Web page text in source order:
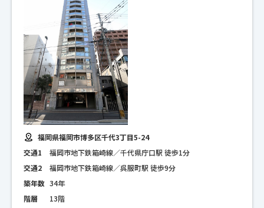
福岡県福岡市博多区千代3丁目5-24
交通1
福岡市地下鉄箱崎線／千代県庁口駅 徒歩1分
交通2
福岡市地下鉄箱崎線／呉服町駅 徒歩9分
築年数 34年
階層
13階